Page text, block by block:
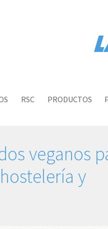
RSC PRODUCTOS
veganos
y